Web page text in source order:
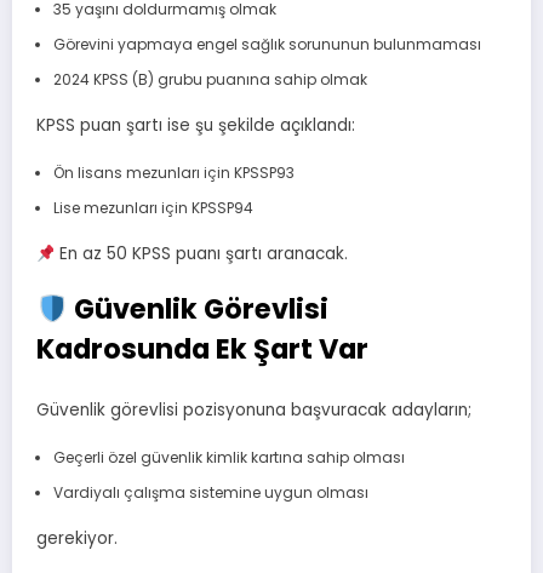
35 yaşını doldurmamış olmak
Görevini yapmaya engel sağlık sorununun bulunmaması
2024 KPSS (B) grubu puanına sahip olmak
KPSS puan şartı ise şu şekilde açıklandı:
Ön lisans mezunları için KPSSP93
Lise mezunları için KPSSP94
En az 50 KPSS puanı şartı aranacak.
Güvenlik Görevlisi
Kadrosunda Ek Şart Var
Güvenlik görevlisi pozisyonuna başvuracak adayların;
Geçerli özel güvenlik kimlik kartına sahip olması
Vardiyalı çalışma sistemine uygun olması
gerekiyor.